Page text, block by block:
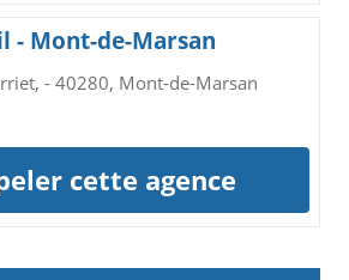
- Mont-de-Marsan
- 40280, Mont-de-Marsan
cette agence